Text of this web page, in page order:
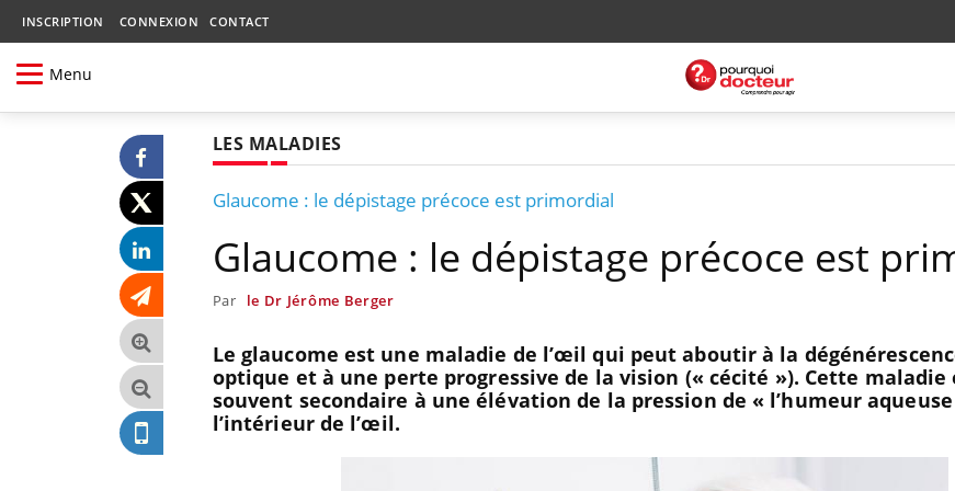
INSCRIPTION CONNEXION CONTACT
Menu
LES MALADIES
Glaucome : le dépistage précoce est primordial
Glaucome : le dépistage précoce est
Par le Dr Jérôme Berger
Le glaucome est une maladie de l’œil qui peut aboutir à la
optique et à une perte progressive de la vision (« cécité »). Cette maladie
souvent secondaire à une élévation de la pression de « l’humeur aqueuse
l’intérieur de l’œil.